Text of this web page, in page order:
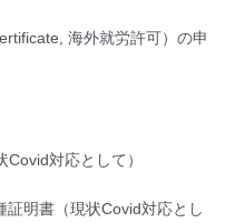
海外就労許可）の申
Covid対応として）
証明書（現状Covid対応とし